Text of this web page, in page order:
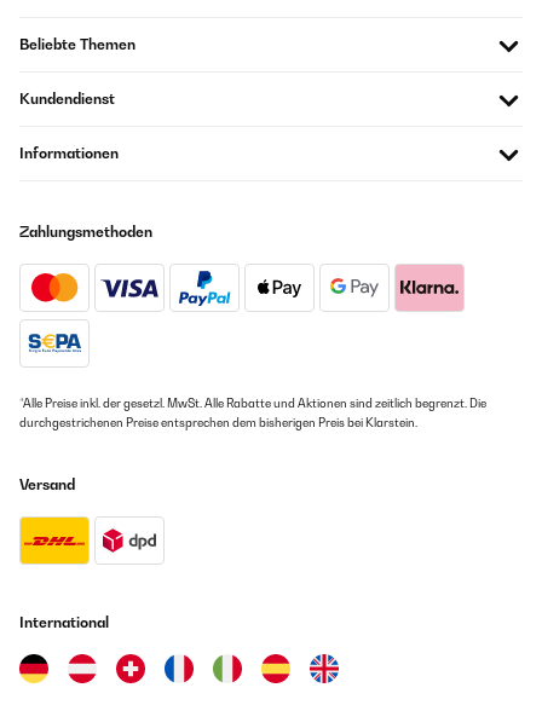
Beliebte Themen
Kundendienst
Informationen
Zahlungsmethoden
*Alle Preise inkl. der gesetzl. MwSt. Alle Rabatte und Aktionen sind zeitlich begrenzt. Die
durchgestrichenen Preise entsprechen dem bisherigen Preis bei Klarstein.
Versand
International